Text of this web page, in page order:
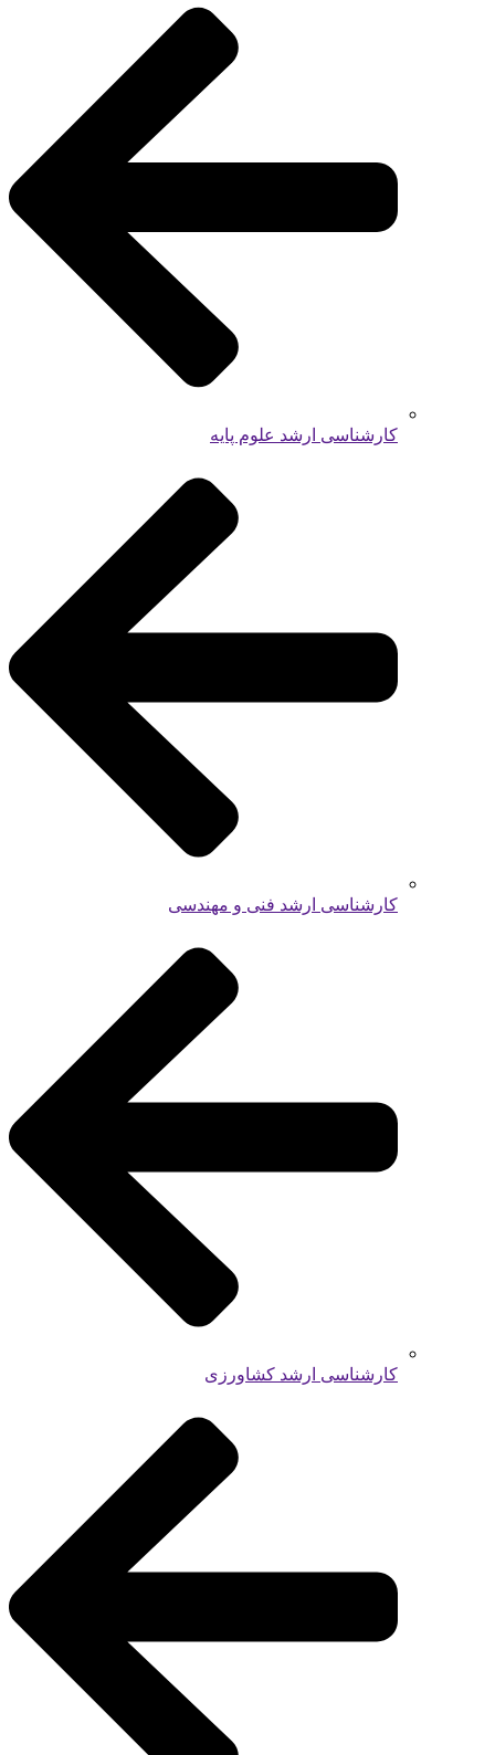
کارشناسی ارشد علوم پایه
کارشناسی ارشد فنی و مهندسی
کارشناسی ارشد کشاورزی